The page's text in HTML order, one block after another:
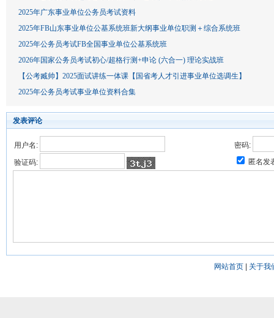
2025年广东事业单位公务员考试资料
2025年FB山东事业单位公基系统班新大纲事业单位职测＋综合系统班
2025年公务员考试FB全国事业单位公基系统班
2026年国家公务员考试初心/超格行测+申论 (六合一) 理论实战班
【公考臧帅】2025面试讲练一体课【国省考人才引进事业单位选调生】
2025年公务员考试事业单位资料合集
发表评论
用户名:
密码:
验证码:
匿名发
网站首页| 关于我